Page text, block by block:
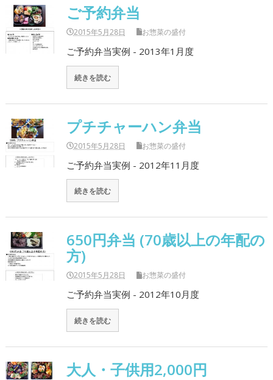
ご予約弁当
2015年5月28日 お惣菜の盛付
ご予約弁当実例 - 2013年1月度
続きを読む
プチチャーハン弁当
2015年5月28日 お惣菜の盛付
ご予約弁当実例 - 2012年11月度
続きを読む
650円弁当 (70歳以上の年配の
方)
2015年5月28日 お惣菜の盛付
ご予約弁当実例 - 2012年10月度
続きを読む
大人・子供用2,000円